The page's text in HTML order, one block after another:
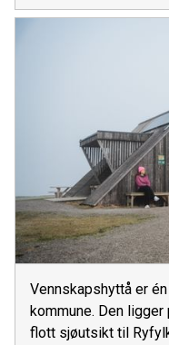
Vennskapshyttå er
kommune. Den
flott sjøutsikt til